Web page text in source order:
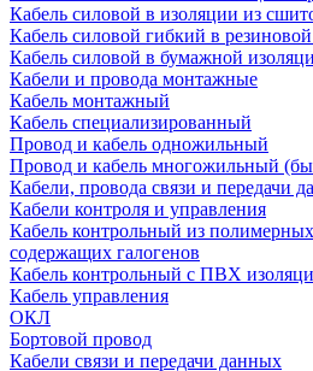
Кабель силовой в изоляции из
Кабель силовой гибкий в
Кабель силовой в бумажной
Кабели и провода монтажные
Кабель монтажный
Кабель специализированный
Провод и кабель одножильный
Провод и кабель многожильный
Кабели, провода связи и передачи
Кабели контроля и управления
Кабель контрольный из
содержащих галогенов
Кабель контрольный с ПВХ
Кабель управления
ОКЛ
Бортовой провод
Кабели связи и передачи данных